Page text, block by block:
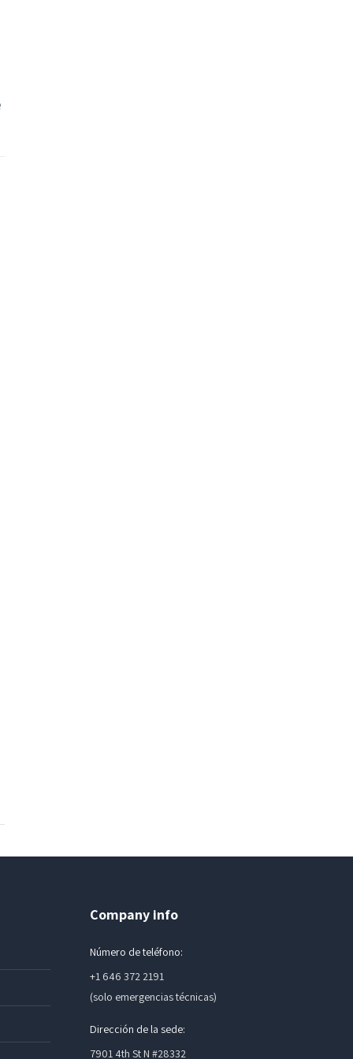
Company info
Número de teléfono:
+1 646 372 2191
(solo emergencias técnicas)
Dirección de la sede:
7901 4th St N #28332